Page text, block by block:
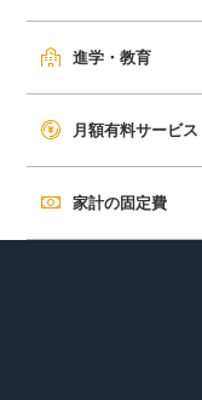
進学・教育
月額有料サービス
家計の固定費